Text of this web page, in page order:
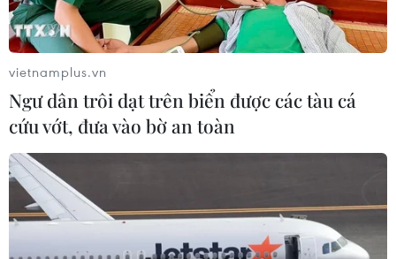
vietnamplus.vn
Ngư dân trôi dạt trên biển được các tàu cá
cứu vớt, đưa vào bờ an toàn